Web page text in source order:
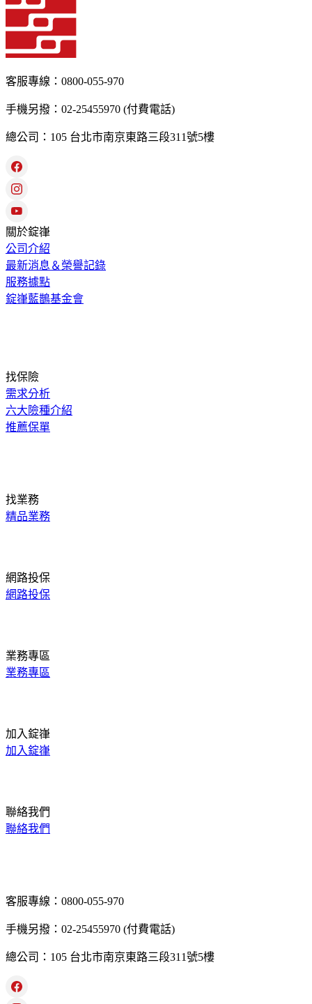
客服專線：0800-055-970
手機另撥：02-25455970 (付費電話)
總公司：105 台北市南京東路三段311號5樓
關於錠嵂
公司介紹
最新消息＆榮譽記錄
服務據點
錠嵂藍鵲基金會
找保險
需求分析
六大險種介紹
推薦保單
找業務
精品業務
網路投保
網路投保
業務專區
業務專區
加入錠嵂
加入錠嵂
聯絡我們
聯絡我們
客服專線：0800-055-970
手機另撥：02-25455970 (付費電話)
總公司：105 台北市南京東路三段311號5樓